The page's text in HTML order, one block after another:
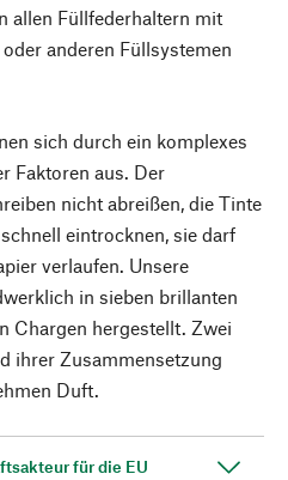
allen Füllfederhaltern mit
anderen Füllsystemen
sich durch ein komplexes
Faktoren aus. Der
nicht abreißen, die Tinte
eintrocknen, sie darf
verlaufen. Unsere
in sieben brillanten
Chargen hergestellt. Zwei
ihrer Zusammensetzung
Duft.
für die EU